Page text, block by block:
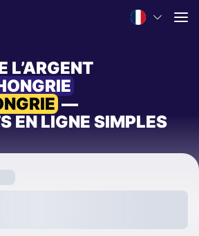
L’ARGENT
—
EN LIGNE SIMPLES